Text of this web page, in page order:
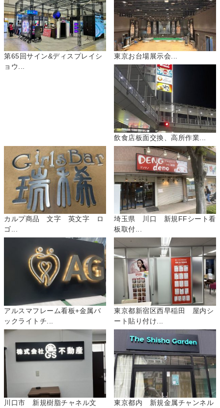
第65回サイン&ディスプレイシ
ョウ...
東京お台場展示会...
飲食店板面交換、高所作業...
カルプ商品 文字 英文字 ロ
ゴ...
埼玉県 川口 新規FFシート看
板取付...
アルスマフレーム看板+金属バ
ックライトチ...
東京都新宿区西早稲田 屋内シ
ート貼り付け...
川口市 新規樹脂チャネル文
東京都内 新規金属チャンネル